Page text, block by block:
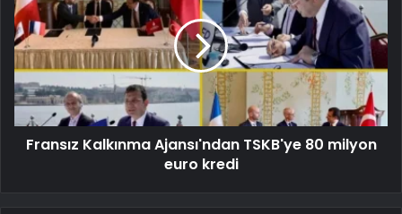
Fransız Kalkınma Ajansı'ndan TSKB'ye 80 milyon
euro kredi